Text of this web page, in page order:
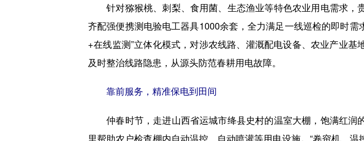
针对猕猴桃、刺梨、食用菌、生态渔业等特色农业用电需求，
齐配强便携测电验电工器具1000余套，全力满足一线巡检的即时
+在线监测”立体化模式，对涉农线路、灌溉配电设备、农业产业
及时整治线路隐患，从源头防范春耕用电故障。
靠前服务，精准保电到田间
仲春时节，走进山西省运城市绛县史村的温室大棚，饱满红润
里帮助农户检查棚内自动温控、自动喷灌等用电设施。“卷帘机、